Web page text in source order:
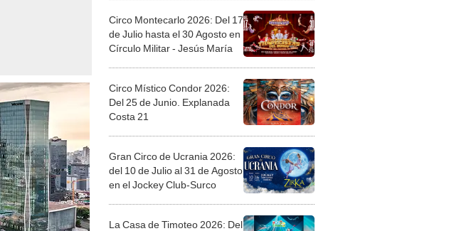
Circo Montecarlo 2026: Del 17
de Julio hasta el 30 Agosto en
Círculo Militar - Jesús María
Circo Místico Condor 2026:
Del 25 de Junio. Explanada
Costa 21
Gran Circo de Ucrania 2026:
del 10 de Julio al 31 de Agosto
en el Jockey Club-Surco
La Casa de Timoteo 2026: Del